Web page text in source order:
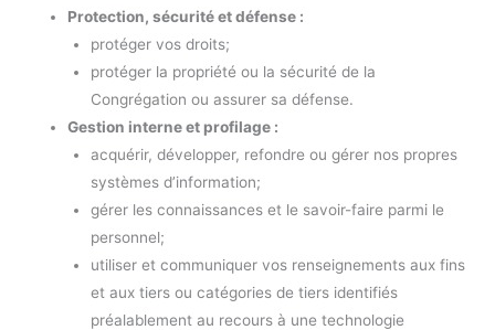
Protection, sécurité et défense :
protéger vos droits;
protéger la propriété ou la sécurité de la
Congrégation ou assurer sa défense.
Gestion interne et profilage :
acquérir, développer, refondre ou gérer nos propres
systèmes d’information;
gérer les connaissances et le savoir-faire parmi le
personnel;
utiliser et communiquer vos renseignements aux fins
et aux tiers ou catégories de tiers identifiés
préalablement au recours à une technologie